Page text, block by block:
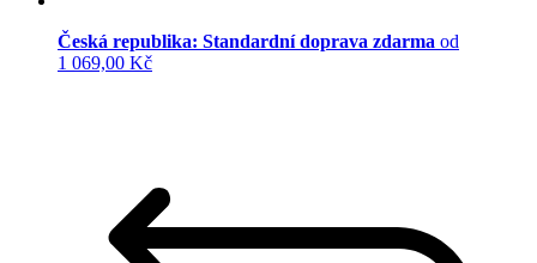
Česká republika: Standardní doprava zdarma od
1 069,00 Kč